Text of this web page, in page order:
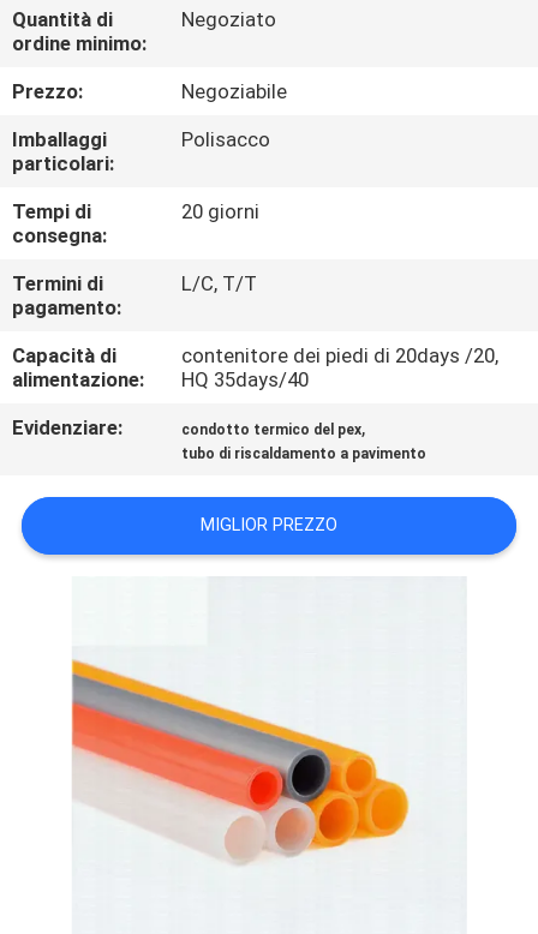
CONTROLLO
QUALITÀ
CONTATTACI
NOTIZIE
CASI
DEL
NORME
Quantità di
ordine minimo:
Negoziato
Prezzo:
Negoziabile
Imballaggi
particolari:
Polisacco
Tempi di
consegna:
20 giorni
Termini di
pagamento:
L/C, T/T
Capacità di
alimentazione:
contenitore dei piedi di 20days /20,
HQ 35days/40
Evidenziare:
condotto termico del pex,
tubo di riscaldamento a pavimento
MIGLIOR PREZZO